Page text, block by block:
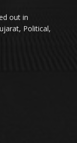
out in
Political,